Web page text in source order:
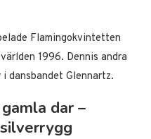
Flamingokvintetten
1996. Dennis andra
dansbandet Glennartz.
dar –